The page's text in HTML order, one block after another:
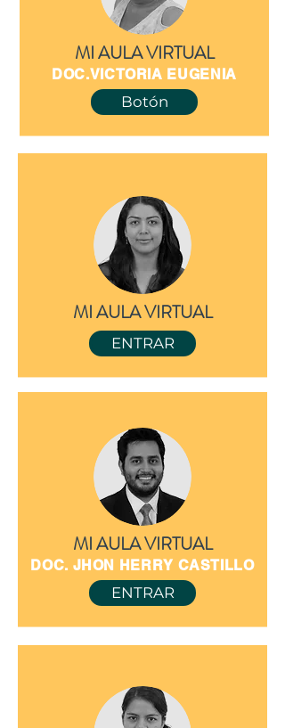
MI AULA VIRTUAL
DOC.VICTORIA EUGENIA
Botón
DOC. MARIA ANGELICA M
ENTRAR
MI AULA VIRTUAL
ENTRAR
DOC. JHON HERRY CASTILLO
MI AULA VIRTUAL